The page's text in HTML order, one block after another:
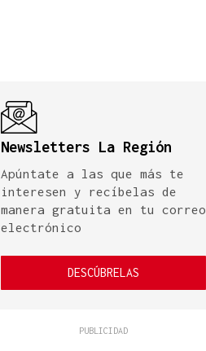
Newsletters La Región
Apúntate a las que más te
interesen y recíbelas de
manera gratuita en tu correo
electrónico
DESCÚBRELAS